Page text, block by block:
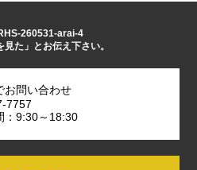
260531-arai-4
見た」とお伝え下さい。
お問い合わせ
7757
：9:30～18:30